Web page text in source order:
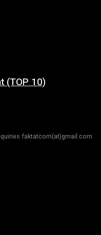
(TOP 10)
faktatcom(at)gmail.com